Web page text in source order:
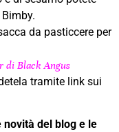
da pasticcere per
di Black Angus
tramite link sui
novità del blog e le